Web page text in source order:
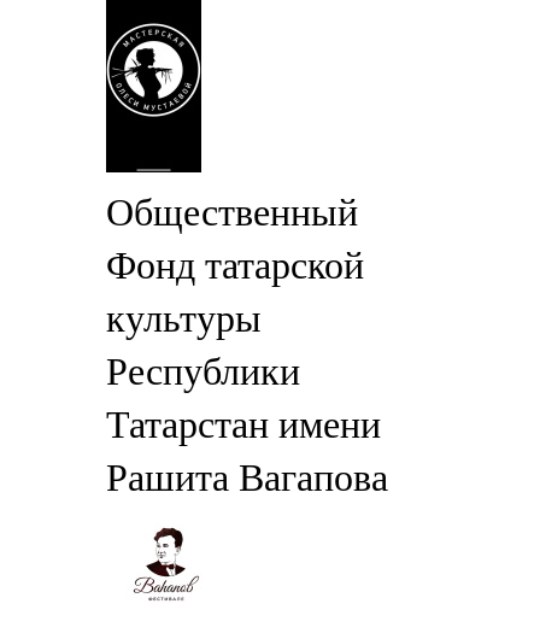
Общественный
Фонд татарской
культуры
Республики
Татарстан имени
Рашита Вагапова